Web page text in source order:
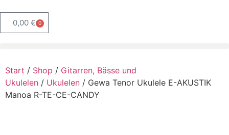
0,00 € 0
Start / Shop / Gitarren, Bässe und
Ukulelen / Ukulelen / Gewa Tenor Ukulele E-AKUSTIK
Manoa R-TE-CE-CANDY